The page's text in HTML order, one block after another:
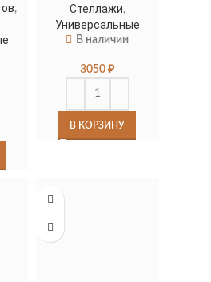
, Стеллажи,
Универсальные
В наличии
3050₽
В КОРЗИНУ